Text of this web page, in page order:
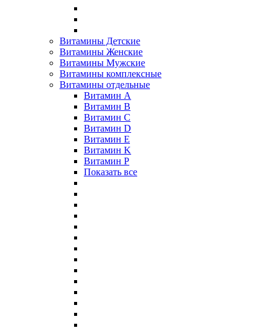
Витамины Детские
Витамины Женские
Витамины Мужские
Витамины комплексные
Витамины отдельные
Витамин A
Витамин B
Витамин C
Витамин D
Витамин E
Витамин K
Витамин P
Показать все